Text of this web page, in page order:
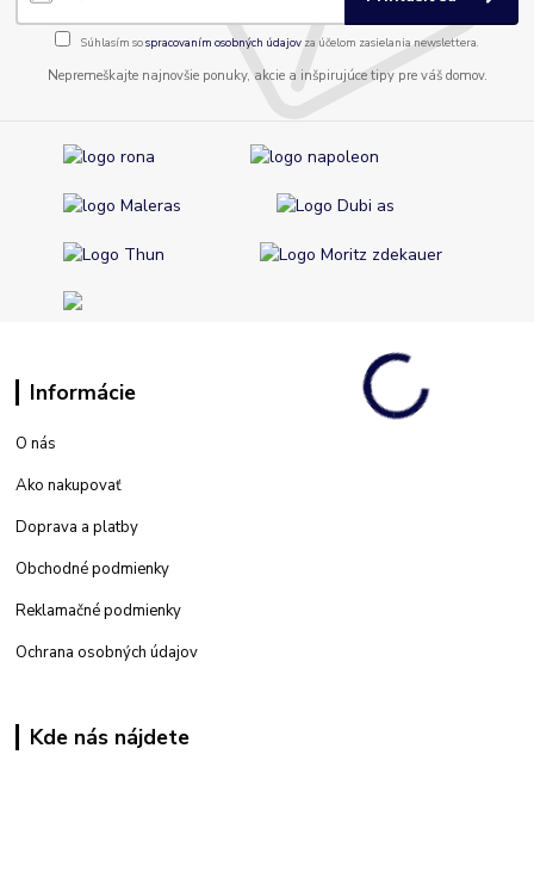
Súhlasím sospracovaním osobných údajov za účelom zasielania newslettera.
Nepremeškajte najnovšie ponuky, akcie a inšpirujúce tipy pre váš domov.
Informácie
O nás
Ako nakupovať
Doprava a platby
Obchodné podmienky
Reklamačné podmienky
Ochrana osobných údajov
Kde nás nájdete